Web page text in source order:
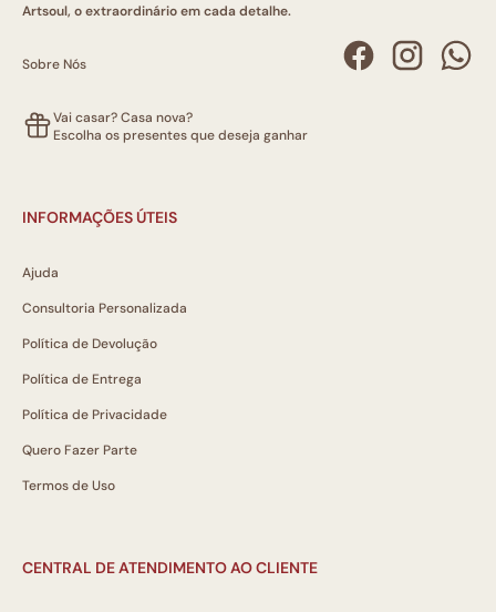
Artsoul, o extraordinário em cada detalhe.
Sobre Nós
Vai casar? Casa nova?
Escolha os presentes que deseja ganhar
INFORMAÇÕES ÚTEIS
Ajuda
Consultoria Personalizada
Política de Devolução
Política de Entrega
Política de Privacidade
Quero Fazer Parte
Termos de Uso
CENTRAL DE ATENDIMENTO AO CLIENTE